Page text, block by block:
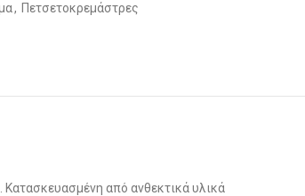
, Πετσετοκρεμάστρες
Κατασκευασμένη από ανθεκτικά υλικά